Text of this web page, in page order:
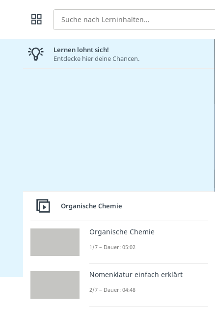
Suche
Lernen lohnt sich!
Entdecke hier deine Chancen.
Organische Chemie
Organische Chemie
1/7 – Dauer: 05:02
Nomenklatur einfach erklärt
2/7 – Dauer: 04:48